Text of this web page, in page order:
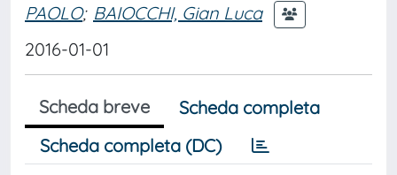
PAOLO; BAIOCCHI, Gian Luca
2016-01-01
Scheda breve
Scheda completa
Scheda completa (DC)